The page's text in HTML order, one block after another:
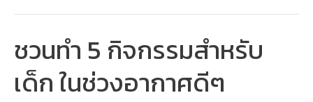
ชวนทำ 5 กิจกรรมสำหรับ
เด็ก ในช่วงอากาศดีๆ
ทำ
5
กิจกรรม
สำหรับ